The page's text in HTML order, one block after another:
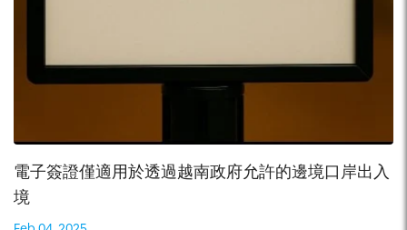
證明其財務狀況穩定，以確保能夠維持在越南的居留。
AZA Travel 執行長兼河內旅遊協會副主席阮進達補充說，
免簽政策的部分國家試行黃金簽證計劃，並專注於歐洲和北
美等市場。他還建議，越南可以藉鏡泰國的政策，並根據當
地情況進行調整。 赫伯特建議，申請人應表現出對越南傳
此，在選擇轉機航班時，建議您事先了解航班和轉機機場的
規定，以便知道何時需要取回行李並進行重新托運。同時，
的時候要注意什麼？ 以下是一些越南轉機的注意事項： 總
而言之，在進行越南轉機之前，建議您仔細了解越南的入境
政策和要求，以及航空公司和越南轉機政策的規定。如果您
電子簽證僅適用於透過越南政府允許的邊境口岸出入
境